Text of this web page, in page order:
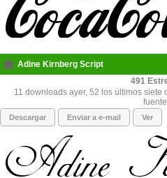
Adine Kirnberg Script
491
11 downloads ayer, 52 los últimos siete
Descargar Enviar a e-mail Ver